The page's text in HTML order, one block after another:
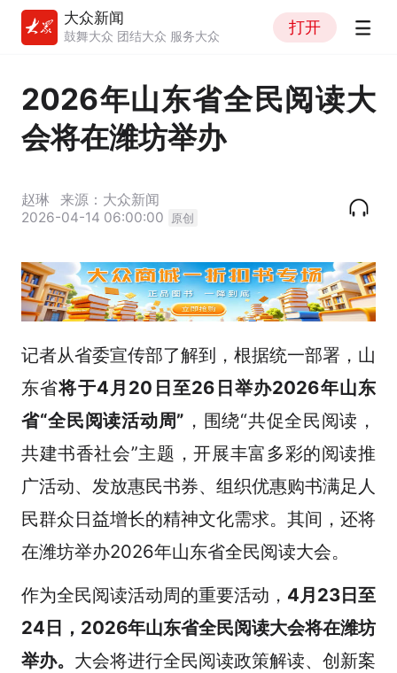
大众新闻
鼓舞大众 团结大众 服务大众
打开
2026年山东省全民阅读大
会将在潍坊举办
赵琳
来源：大众新闻
2026-04-14 06:00:00
原创
记者从省委宣传部了解到，根据统一部署，山
东省将于4月20日至26日举办2026年山东
省“全民阅读活动周” ，围绕“共促全民阅读，
共建书香社会”主题，开展丰富多彩的阅读推
广活动、发放惠民书券、组织优惠购书满足人
民群众日益增长的精神文化需求。其间，还将
在潍坊举办2026年山东省全民阅读大会。
作为全民阅读活动周的重要活动， 4月23日至
24日，2026年山东省全民阅读大会将在潍坊
举办。 大会将进行全民阅读政策解读、创新案